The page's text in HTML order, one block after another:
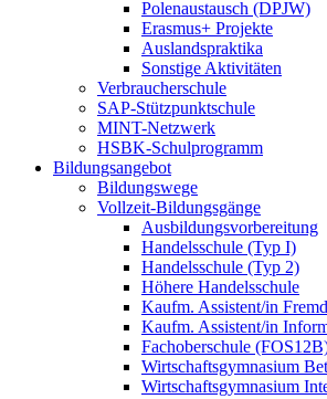
Polenaustausch (DPJW)
Erasmus+ Projekte
Auslandspraktika
Sonstige Aktivitäten
Verbraucherschule
SAP-Stützpunktschule
MINT-Netzwerk
HSBK-Schulprogramm
Bildungsangebot
Bildungswege
Vollzeit-Bildungsgänge
Ausbildungsvorbereitung
Handelsschule (Typ I)
Handelsschule (Typ 2)
Höhere Handelsschule
Kaufm. Assistent/in­
Kaufm. Assistent/in
Fachoberschule
Wirtschaftsgymnasium
Wirtschaftsgymnasium